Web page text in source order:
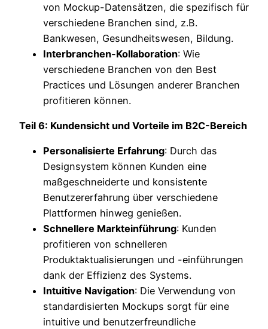
von Mockup-Datensätzen, die spezifisch für
verschiedene Branchen sind, z.B.
Bankwesen, Gesundheitswesen, Bildung.
Interbranchen-Kollaboration: Wie
verschiedene Branchen von den Best
Practices und Lösungen anderer Branchen
profitieren können.
Teil 6: Kundensicht und Vorteile im B2C-Bereich
Personalisierte Erfahrung: Durch das
Designsystem können Kunden eine
maßgeschneiderte und konsistente
Benutzererfahrung über verschiedene
Plattformen hinweg genießen.
Schnellere Markteinführung: Kunden
profitieren von schnelleren
Produktaktualisierungen und -einführungen
dank der Effizienz des Systems.
Intuitive Navigation: Die Verwendung von
standardisierten Mockups sorgt für eine
intuitive und benutzerfreundliche